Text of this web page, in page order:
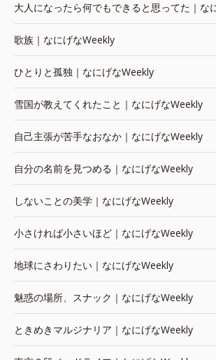
大人になったら何でもできると思ってた｜な
歌族｜なにげなWeekly
ひとりと孤独｜なにげなWeekly
雪国が教えてくれたこと｜なにげなWeekly
自己主張が苦手なおなか｜なにげなWeekly
自分の名前を見つめる｜なにげなWeekly
しないことの美学｜なにげなWeekly
小さければ小さいほど｜なにげなWeekly
地球にさわりたい｜なにげなWeekly
魅惑の場所、スナック｜なにげなWeekly
ときめきマルジナリア｜なにげなWeekly